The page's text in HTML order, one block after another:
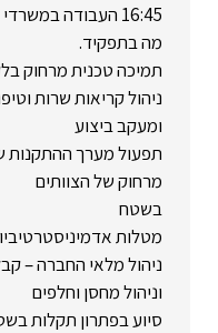
16:45 העבודה במשרדי החברה בשוהם!
מה בתפקיד.
תמיכה טכנית מרחוק
ניהול קריאות שרות
ומעקב ביצוע
תפעול מערך ההתקנות
מרחוק של הצוותים
בשטח
מטלות
ניהול מלאי החברה –
וניהול מחסן וחלפים
סיוע בפתרון תקלות